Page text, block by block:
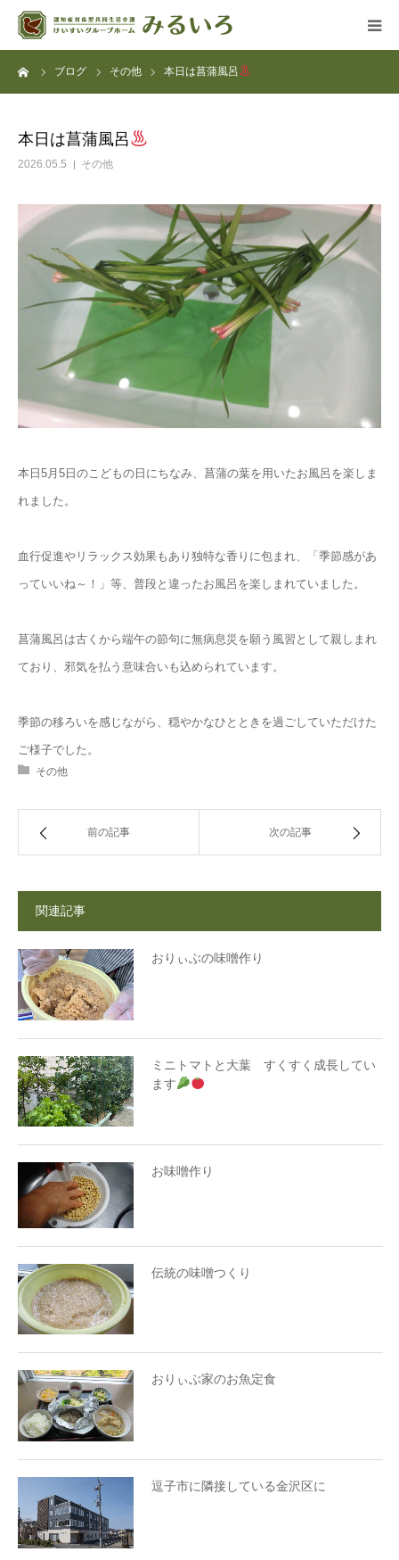
ブログ その他 本日は菖蒲風呂
本日は菖蒲風呂
2026.05.5 その他
本日5月5日のこどもの日にちなみ、菖蒲の葉を用いたお風呂を楽しま
れました。
血行促進やリラックス効果もあり独特な香りに包まれ、「季節感があ
っていいね～！」等、普段と違ったお風呂を楽しまれていました。
菖蒲風呂は古くから端午の節句に無病息災を願う風習として親しまれ
ており、邪気を払う意味合いも込められています。
季節の移ろいを感じながら、穏やかなひとときを過ごしていただけた
ご様子でした。
その他
前の記事 次の記事
関連記事
おりぃぶの味噌作り
ミニトマトと大葉 すくすく成長してい
ます
お味噌作り
伝統の味噌つくり
おりぃぶ家のお魚定食
逗子市に隣接している金沢区に
グループホーム
よくある質問
法人概要